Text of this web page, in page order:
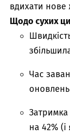
вдихати нове
Щодо сухих
Час
Затримка
на 42% (і